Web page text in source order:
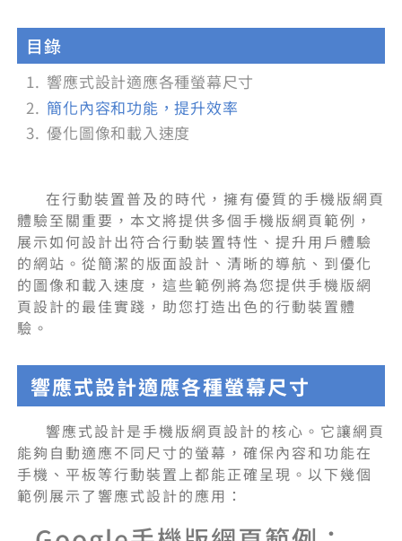
目錄
響應式設計適應各種螢幕尺寸
簡化內容和功能，提升效率
優化圖像和載入速度
在行動裝置普及的時代，擁有優質的手機版網頁
體驗至關重要，本文將提供多個手機版網頁範例，
展示如何設計出符合行動裝置特性、提升用戶體驗
的網站。從簡潔的版面設計、清晰的導航、到優化
的圖像和載入速度，這些範例將為您提供手機版網
頁設計的最佳實踐，助您打造出色的行動裝置體
驗。
響應式設計適應各種螢幕尺寸
響應式設計是手機版網頁設計的核心。它讓網頁
能夠自動適應不同尺寸的螢幕，確保內容和功能在
手機、平板等行動裝置上都能正確呈現。以下幾個
範例展示了響應式設計的應用：